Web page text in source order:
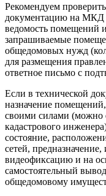
Рекомендуем
документацию на МКД
ведомость помещений
запрашиваемые
общедомовых нужд
для размещения
ответное письмо с
Если в технической
назначение
своими силами (можно
кадастрового
состояние,
сетей,
видеофиксацию и на
самостоятельный
общедомовому